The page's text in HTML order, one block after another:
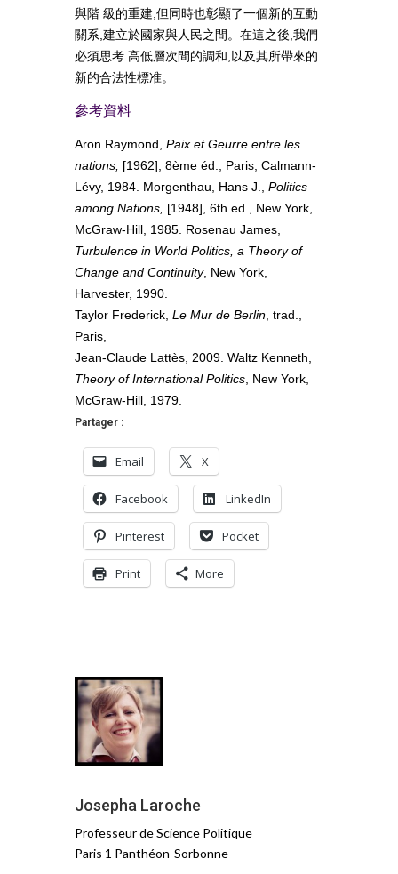
與階 級的重建,但同時也彰顯了一個新的互動
關系,建立於國家與人民之間。在這之後,我們
必須思考 高低層次間的調和,以及其所帶來的
新的合法性標准。
參考資料
Aron Raymond, Paix et Geurre entre les
nations, [1962], 8ème éd., Paris, Calmann-
Lévy, 1984. Morgenthau, Hans J., Politics
among Nations, [1948], 6th ed., New York,
McGraw-Hill, 1985. Rosenau James,
Turbulence in World Politics, a Theory of
Change and Continuity, New York,
Harvester, 1990.
Taylor Frederick, Le Mur de Berlin , trad.,
Paris,
Jean-Claude Lattès, 2009. Waltz Kenneth,
Theory of International Politics , New York,
McGraw-Hill, 1979.
Partager :
Email X
Facebook LinkedIn
Pinterest Pocket
Print More
Josepha Laroche
Professeur de Science Politique
Paris 1 Panthéon-Sorbonne